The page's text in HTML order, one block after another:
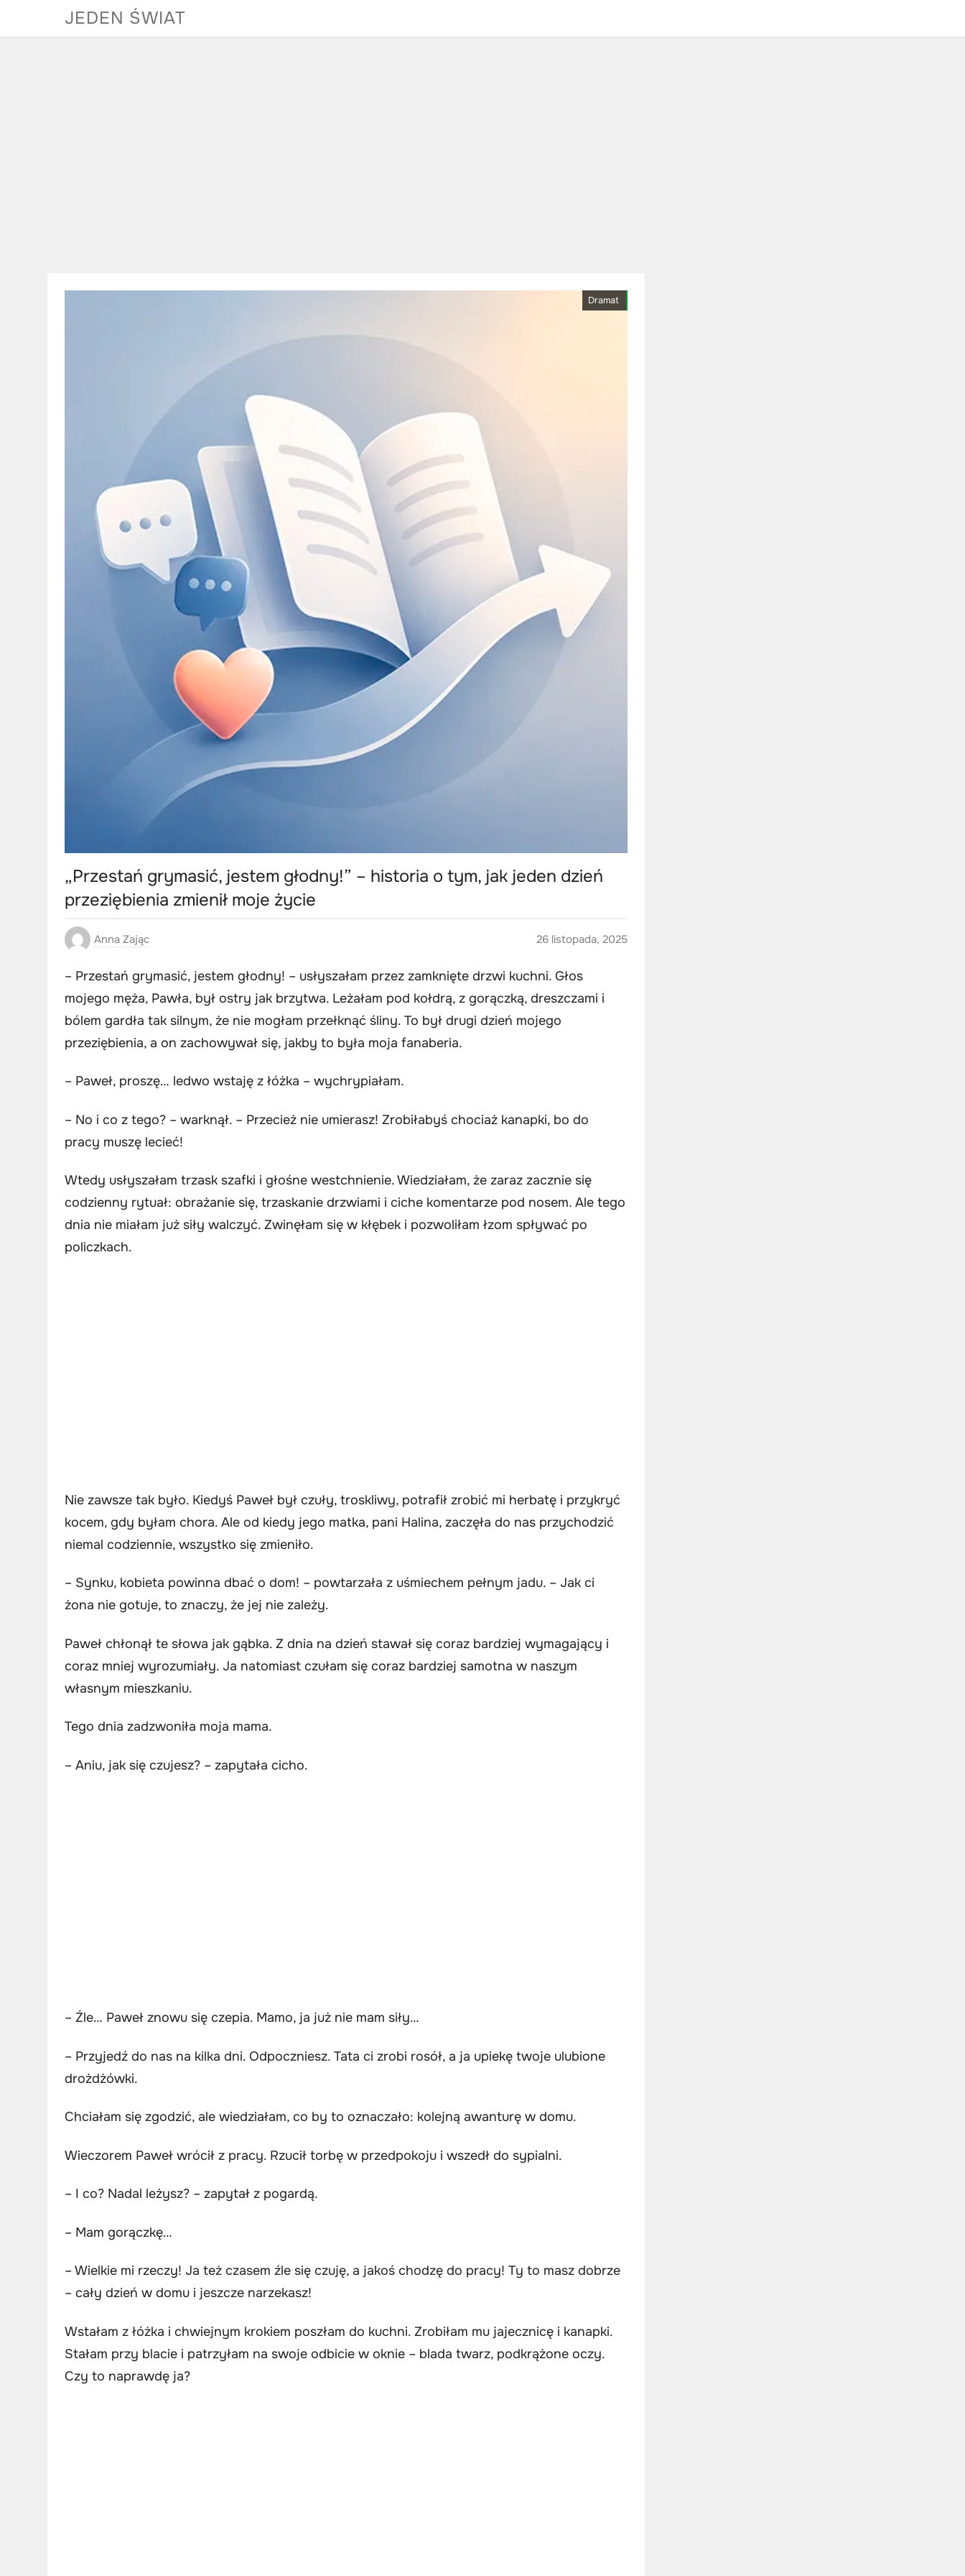
JEDEN ŚWIAT
Dramat
„Przestań grymasić, jestem głodny!” – historia o tym, jak jeden dzień
przeziębienia zmienił moje życie
Anna Zając 26 listopada, 2025
– Przestań grymasić, jestem głodny! – usłyszałam przez zamknięte drzwi kuchni. Głos
mojego męża, Pawła, był ostry jak brzytwa. Leżałam pod kołdrą, z gorączką, dreszczami i
bólem gardła tak silnym, że nie mogłam przełknąć śliny. To był drugi dzień mojego
przeziębienia, a on zachowywał się, jakby to była moja fanaberia.
– Paweł, proszę… ledwo wstaję z łóżka – wychrypiałam.
– No i co z tego? – warknął. – Przecież nie umierasz! Zrobiłabyś chociaż kanapki, bo do
pracy muszę lecieć!
Wtedy usłyszałam trzask szafki i głośne westchnienie. Wiedziałam, że zaraz zacznie się
codzienny rytuał: obrażanie się, trzaskanie drzwiami i ciche komentarze pod nosem. Ale tego
dnia nie miałam już siły walczyć. Zwinęłam się w kłębek i pozwoliłam łzom spływać po
policzkach.
Nie zawsze tak było. Kiedyś Paweł był czuły, troskliwy, potrafił zrobić mi herbatę i przykryć
kocem, gdy byłam chora. Ale od kiedy jego matka, pani Halina, zaczęła do nas przychodzić
niemal codziennie, wszystko się zmieniło.
– Synku, kobieta powinna dbać o dom! – powtarzała z uśmiechem pełnym jadu. – Jak ci
żona nie gotuje, to znaczy, że jej nie zależy.
Paweł chłonął te słowa jak gąbka. Z dnia na dzień stawał się coraz bardziej wymagający i
coraz mniej wyrozumiały. Ja natomiast czułam się coraz bardziej samotna w naszym
własnym mieszkaniu.
Tego dnia zadzwoniła moja mama.
– Aniu, jak się czujesz? – zapytała cicho.
– Źle… Paweł znowu się czepia. Mamo, ja już nie mam siły…
– Przyjedź do nas na kilka dni. Odpoczniesz. Tata ci zrobi rosół, a ja upiekę twoje ulubione
drożdżówki.
Chciałam się zgodzić, ale wiedziałam, co by to oznaczało: kolejną awanturę w domu.
Wieczorem Paweł wrócił z pracy. Rzucił torbę w przedpokoju i wszedł do sypialni.
– I co? Nadal leżysz? – zapytał z pogardą.
– Mam gorączkę…
– Wielkie mi rzeczy! Ja też czasem źle się czuję, a jakoś chodzę do pracy! Ty to masz dobrze
– cały dzień w domu i jeszcze narzekasz!
Wstałam z łóżka i chwiejnym krokiem poszłam do kuchni. Zrobiłam mu jajecznicę i kanapki.
Stałam przy blacie i patrzyłam na swoje odbicie w oknie – blada twarz, podkrążone oczy.
Czy to naprawdę ja?